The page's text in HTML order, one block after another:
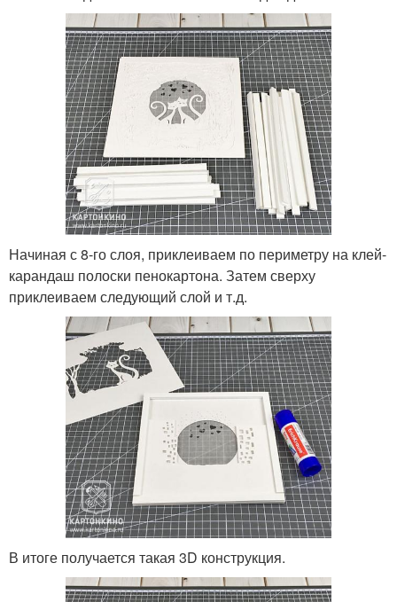
Начиная с 8-го слоя, приклеиваем по периметру на клей-
карандаш полоски пенокартона. Затем сверху
приклеиваем следующий слой и т.д.
В итоге получается такая 3D конструкция.